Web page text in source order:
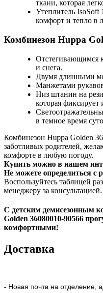
ткани, которая
Утеплитель IsoSoft
комфорт и тепло в
Комбинезон Huppa
Отстегивающимся
и снега.
Двумя длинными
Манжетами
Низ штанин на
которая фиксирует
в темное время
Комбинезон Huppa Golden
заботливых родителей,
комфорте в любую погоду.
Купить можно в нашем
Не можете определиться с
Воспользуйтесь таблицей
менеджеру за консультацией.
С детским демисезонным
Golden 36080010-90566
комфортными!
Доставка
- Новая почта на отделение,